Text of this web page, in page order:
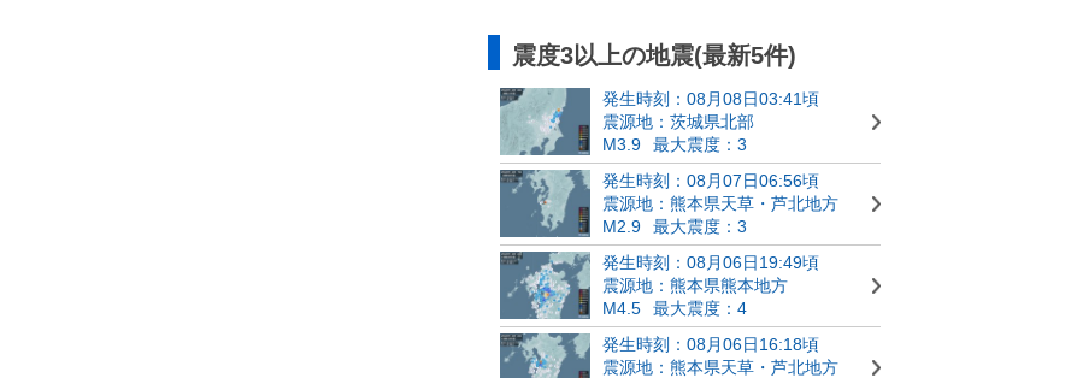
震度3以上の地震(最新5件)
発生時刻：08月08日03:41頃
震源地：茨城県北部
M3.9
最大震度：3
発生時刻：08月07日06:56頃
震源地：熊本県天草・芦北地方
M2.9
最大震度：3
発生時刻：08月06日19:49頃
震源地：熊本県熊本地方
M4.5
最大震度：4
発生時刻：08月06日16:18頃
震源地：熊本県天草・芦北地方